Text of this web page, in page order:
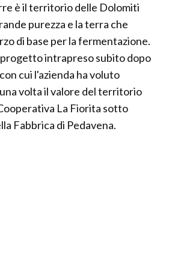
è il territorio delle Dolomiti
purezza e la terra che
di base per la fermentazione.
intrapreso subito dopo
cui l'azienda ha voluto
volta il valore del territorio
La Fiorita sotto
Fabbrica di Pedavena.